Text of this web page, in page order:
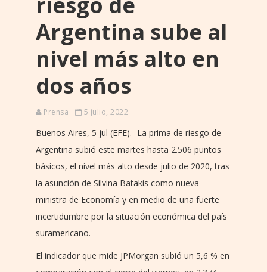
Argentina sube al
nivel más alto en
dos años
Prensa 5 julio, 2022
Buenos Aires, 5 jul (EFE).- La prima de riesgo de
Argentina subió este martes hasta 2.506 puntos
básicos, el nivel más alto desde julio de 2020, tras
la asunción de Silvina Batakis como nueva
ministra de Economía y en medio de una fuerte
incertidumbre por la situación económica del país
suramericano.
El indicador que mide JPMorgan subió un 5,6 % en